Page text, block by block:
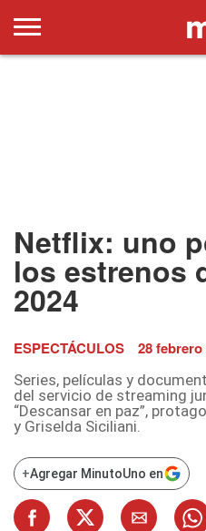
Netflix: uno
los estrenos
2024
ESPECTÁCULOS 28 febrero
Series, películas y
del servicio de streaming
“Descansar en paz”,
y Griselda Siciliani.
+Agregar MinutoUno en